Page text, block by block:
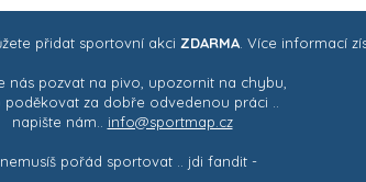
přidat sportovní akci ZDARMA. Více informací
nás pozvat na pivo, upozornit na chybu,
poděkovat za dobře odvedenou práci ..
napište nám.. info@sportmap.cz
pořád sportovat .. jdi fandit -